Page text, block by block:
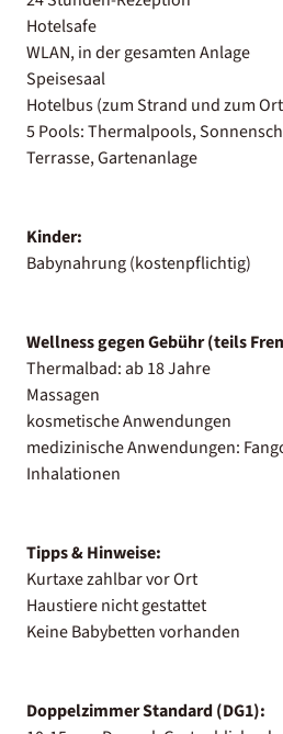
Hotelsafe
WLAN, in der gesamten Anlage
Speisesaal
Hotelbus (zum Strand und zum
5 Pools: Thermalpools,
Terrasse, Gartenanlage
Kinder:
Babynahrung (kostenpflichtig)
Wellness gegen Gebühr (teils
Thermalbad: ab 18 Jahre
Massagen
kosmetische Anwendungen
medizinische Anwendungen:
Inhalationen
Tipps & Hinweise:
Kurtaxe zahlbar vor Ort
Haustiere nicht gestattet
Keine Babybetten vorhanden
Doppelzimmer Standard (DG1):